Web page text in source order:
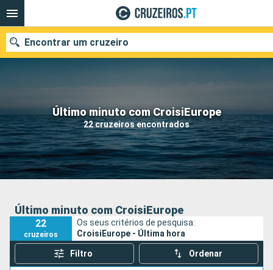
Último minuto com CroisiEurope
22 cruzeiros encontrados
Encontrar um cruzeiro
Quando ir?
Data de partida
Portos Companhias
Último minuto com CroisiEurope
22
cruzeiros
Os seus critérios de pesquisa:
CroisiEurope - Última hora
Filtro Ordenar